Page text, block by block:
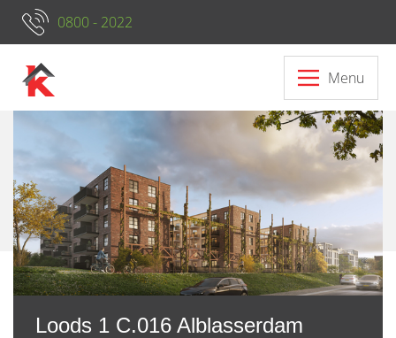
0800 - 2022
Menu
Loods 1 C.016 Alblasserdam
Neem contact op met ons